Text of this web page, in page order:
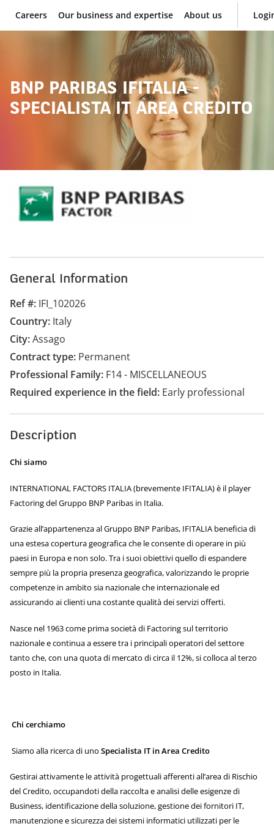
BNP Paribas
Careers Our business and expertise About us
BNP PARIBAS IFITALIA -
SPECIALISTA IT AREA CREDITO
General Information
Ref # IFI_102026
Country Italy
CityAssago
Contract type Permanent
Professional Family F14 - MISCELLANEOUS
Required experience in the field Early professional
Description
Chi siamo
INTERNATIONAL FACTORS ITALIA (brevemente IFITALIA) è il player
Factoring del Gruppo BNP Paribas in Italia.
Grazie all’appartenenza al Gruppo BNP Paribas, IFITALIA beneficia di
una estesa copertura geografica che le consente di operare in più
paesi in Europa e non solo. Tra i suoi obiettivi quello di espandere
sempre più la propria presenza geografica, valorizzando le proprie
competenze in ambito sia nazionale che internazionale ed
assicurando ai clienti una costante qualità dei servizi offerti.
Nasce nel 1963 come prima società di Factoring sul territorio
nazionale e continua a essere tra i principali operatori del settore
tanto che, con una quota di mercato di circa il 12%, si colloca al terzo
posto in Italia.
Chi cerchiamo
Siamo alla ricerca di uno Specialista IT in Area Credito
Gestirai attivamente le attività progettuali afferenti all’area di Rischio
del Credito, occupandoti della raccolta e analisi delle esigenze di
Business, identificazione della soluzione, gestione dei fornitori IT,
manutenzione e sicurezza dei sistemi informatici utilizzati per le